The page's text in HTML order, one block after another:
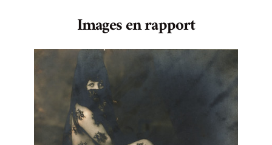
Images en rapport